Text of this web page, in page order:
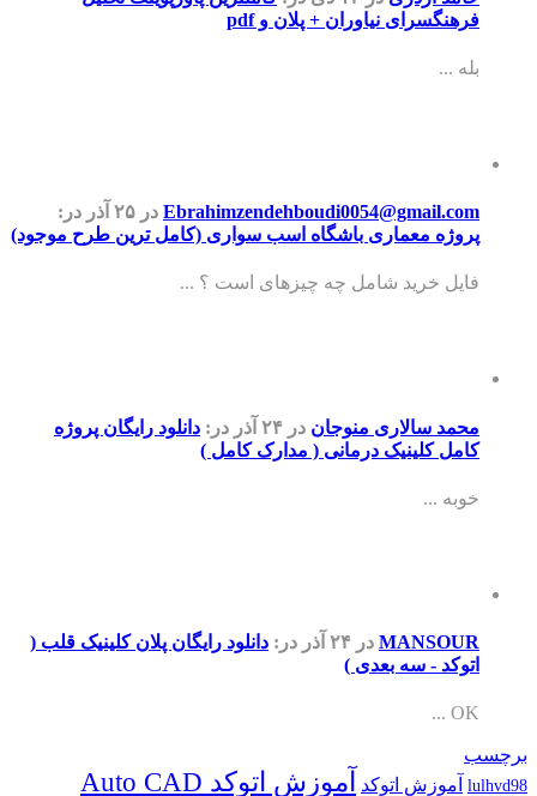
فرهنگسرای نیاوران + پلان و pdf
بله ...
Ebrahimzendehboudi0054@gmail.com در ۲۵ آذر
در:
پروژه معماری باشگاه اسب سواری (کامل ترین طرح موجود)
فایل خرید شامل چه چیزهای است ؟ ...
محمد سالاری منوجان در ۲۴ آذر در: دانلود رایگان پروژه
کامل کلینیک درمانی ( مدارک کامل )
خوبه ...
MANSOUR در ۲۴ آذر در: دانلود رایگان پلان کلینیک قلب (
اتوکد - سه بعدی )
OK ...
برچسب
lulhvd98 آموزش اتوکد آموزش اتوکد Auto CAD